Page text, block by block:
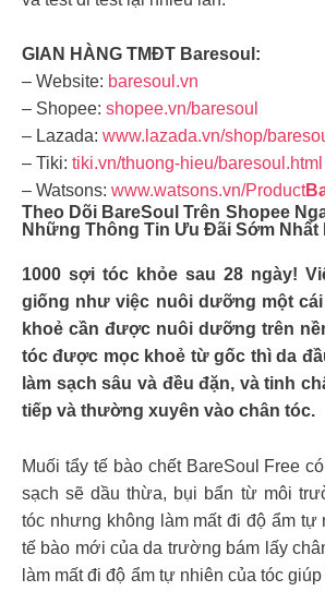
GIAN HÀNG TMĐT Baresoul:
– Website: baresoul.vn
– Shopee: shopee.vn/baresoul
– Lazada: www.lazada.vn/shop/
– Tiki: tiki.vn/thuong-hieu/baresoul.html
– Watsons: www.watsons.vn/Product
Theo Dõi BareSoul Trên Shopee
Những Thông Tin Ưu Đãi Sớm Nhất
1000 sợi tóc khỏe sau 28 ngày!
giống như việc nuôi dưỡng một
khoẻ cần được nuôi dưỡng trên
tóc được mọc khoẻ từ gốc thì da
làm sạch sâu và đều đặn, và tinh
tiếp và thường xuyên vào chân tóc.
Muối tẩy tế bào chết BareSoul Free
sạch sẽ dầu thừa, bụi bẩn từ môi
tóc nhưng không làm mất đi độ ẩm tự
tế bào mới của da trường bám lấy
làm mất đi độ ẩm tự nhiên của tóc